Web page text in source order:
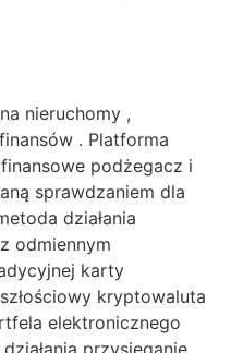
nieruchomy ,
. Platforma
podżegacz i
sprawdzaniem dla
działania
odmiennym
karty
kryptowaluta
elektronicznego
przysięganie,